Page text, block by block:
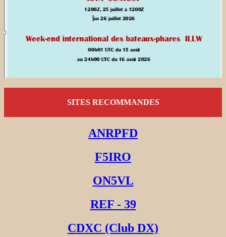
SITES RECOMMANDES
ANRPFD
F5IRO
ON5VL
REF - 39
CDXC (Club DX)